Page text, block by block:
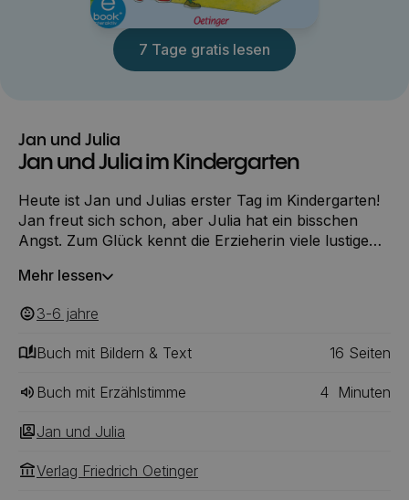
7 Tage gratis lesen
Jan und Julia
Jan und Julia im Kindergarten
Heute ist Jan und Julias erster Tag im Kindergarten!
Jan freut sich schon, aber Julia hat ein bisschen
Angst. Zum Glück kennt die Erzieherin viele lustige
Freundin. Jetzt will sie jeden Tag in den Kindergarten
und Julia ein spannendes Abenteuer aus dem
Kindergarten-Alltag, das dank zahlreicher Sounds
und liebevoller Animationen zu einem ganz
besonderen Leseerlebnis wird.
Mehr lessen
3-6 ‎‎ jahre
Buch mit Bildern & Text 16 ‎‎ Seiten
Buch mit Erzählstimme 4 Minuten
Jan und Julia
Verlag Friedrich Oetinger